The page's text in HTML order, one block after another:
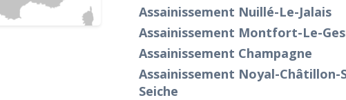
Assainissement Nuillé-Le-Jalais
Assainissement Montfort-Le-
Assainissement Champagne
Assainissement Noyal-Châtillon-
Seiche